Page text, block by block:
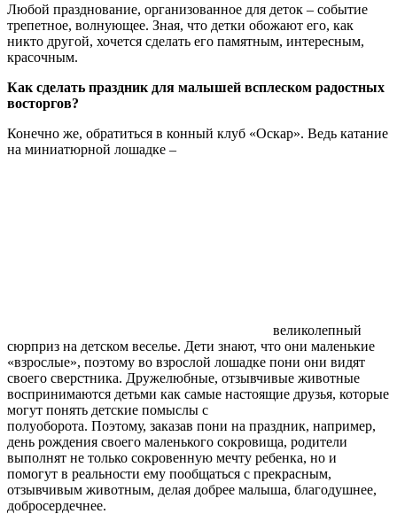
Любой празднование, организованное для деток – событие
трепетное, волнующее. Зная, что детки обожают его, как
никто другой, хочется сделать его памятным, интересным,
красочным.
Как сделать праздник для малышей всплеском радостных
восторгов?
Конечно же, обратиться в конный клуб «Оскар». Ведь катание
на миниатюрной лошадке –
великолепный
сюрприз на детском веселье. Дети знают, что они маленькие
«взрослые», поэтому во взрослой лошадке пони они видят
своего сверстника. Дружелюбные, отзывчивые животные
воспринимаются детьми как самые настоящие друзья, которые
могут понять детские помыслы с
полуоборота. Поэтому, заказав пони на праздник, например,
день рождения своего маленького сокровища, родители
выполнят не только сокровенную мечту ребенка, но и
помогут в реальности ему пообщаться с прекрасным,
отзывчивым животным, делая добрее малыша, благодушнее,
добросердечнее.